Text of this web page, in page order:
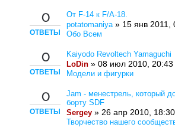
0
ОТВЕТЫ
От F-14 к F/A-18.
potatomaniya» 15 янв 2011,
Обо Всем
0
ОТВЕТЫ
Kaiyodo Revoltech Yamaguchi
LoDin » 08 июл 2010,
Модели и фигурки
0
ОТВЕТЫ
Jam - менестрель, который
борту SDF
Sergey » 26 апр 2010,
Творчество нашего